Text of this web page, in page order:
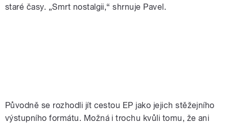
staré časy. „Smrt nostalgii,“ shrnuje Pavel.
Původně se rozhodli jít cestou EP jako jejich stěžejního
výstupního formátu. Možná i trochu kvůli tomu, že ani